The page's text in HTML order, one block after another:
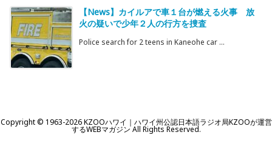
【News】カイルアで車１台が燃える火事 放
火の疑いで少年２人の行方を捜査
Police search for 2 teens in Kaneohe car ...
Copyright © 1963-2026KZOOハワイ｜ハワイ州公認日本語ラジオ局KZOOが運営
するWEBマガジンAll Rights Reserved.